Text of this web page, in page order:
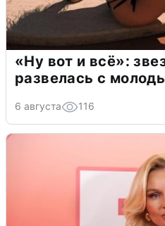
«Ну вот и всё»:
развелась с
6 августа 116